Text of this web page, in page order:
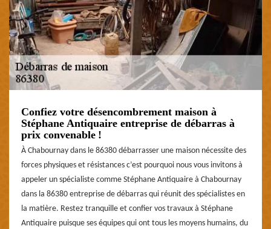
Confiez votre désencombrement maison à
Stéphane Antiquaire entreprise de débarras à
prix convenable !
À Chabournay dans le 86380 débarrasser une maison nécessite des
forces physiques et résistances c’est pourquoi nous vous invitons à
appeler un spécialiste comme Stéphane Antiquaire à Chabournay
dans la 86380 entreprise de débarras qui réunit des spécialistes en
la matière. Restez tranquille et confier vos travaux à Stéphane
Antiquaire puisque ses équipes qui ont tous les moyens humains, du